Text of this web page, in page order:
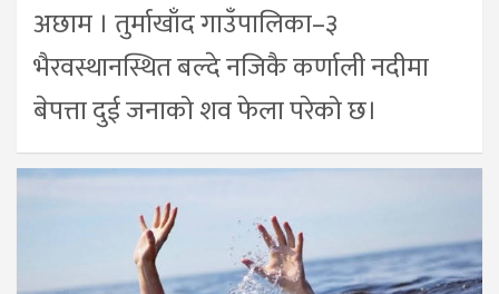
अछाम । तुर्माखाँद गाउँपालिका–३
भैरवस्थानस्थित बल्दे नजिकै कर्णाली नदीमा
बेपत्ता दुई जनाको शव फेला परेको छ।